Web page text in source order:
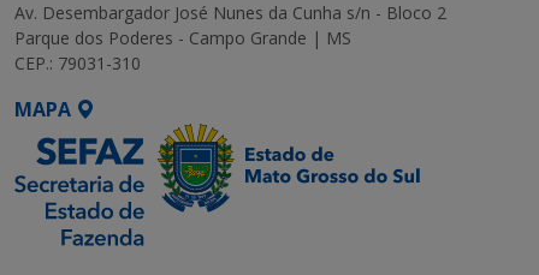
Av. Desembargador José Nunes da Cunha s/n - Bloco 2
Parque dos Poderes - Campo Grande | MS
CEP.: 79031-310
MAPA